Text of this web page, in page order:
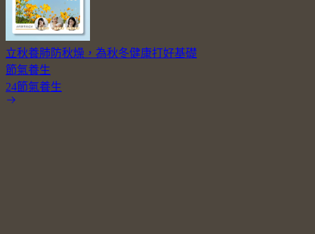
立秋養肺防秋燥，為秋冬健康打好基礎
節氣養生
24節氣養生